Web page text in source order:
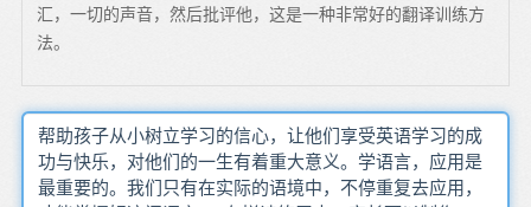
汇，一切的声音，然后批评他，这是一种非常好的翻译训练方
法。
帮助孩子从小树立学习的信心，让他们享受英语学习的成
功与快乐，对他们的一生有着重大意义。学语言，应用是
最重要的。我们只有在实际的语境中，不停重复去应用，